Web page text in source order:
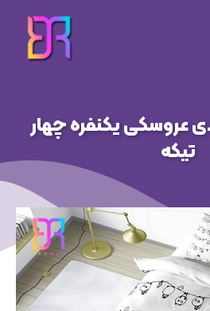
عروسکی یکنفره چهار
تیکه